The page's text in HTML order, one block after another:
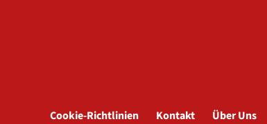
Cookie-Richtlinien Kontakt Über Uns